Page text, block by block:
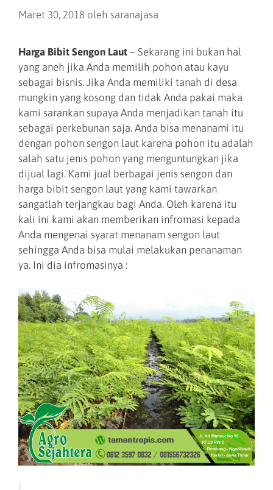
Maret 30, 2018 oleh saranajasa
Harga Bibit Sengon Laut – Sekarang ini bukan hal
yang aneh jika Anda memilih pohon atau kayu
sebagai bisnis. Jika Anda memiliki tanah di desa
mungkin yang kosong dan tidak Anda pakai maka
kami sarankan supaya Anda menjadikan tanah itu
sebagai perkebunan saja. Anda bisa menanami itu
dengan pohon sengon laut karena pohon itu adalah
salah satu jenis pohon yang menguntungkan jika
dijual lagi. Kami jual berbagai jenis sengon dan
harga bibit sengon laut yang kami tawarkan
sangatlah terjangkau bagi Anda. Oleh karena itu
kali ini kami akan memberikan infromasi kepada
Anda mengenai syarat menanam sengon laut
sehingga Anda bisa mulai melakukan penanaman
ya. Ini dia infromasinya :